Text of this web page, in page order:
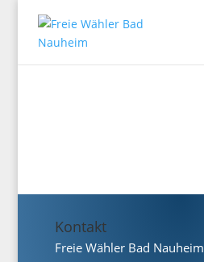
Kontakt
Freie Wähler Bad Nauheim